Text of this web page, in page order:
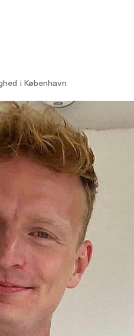
i København